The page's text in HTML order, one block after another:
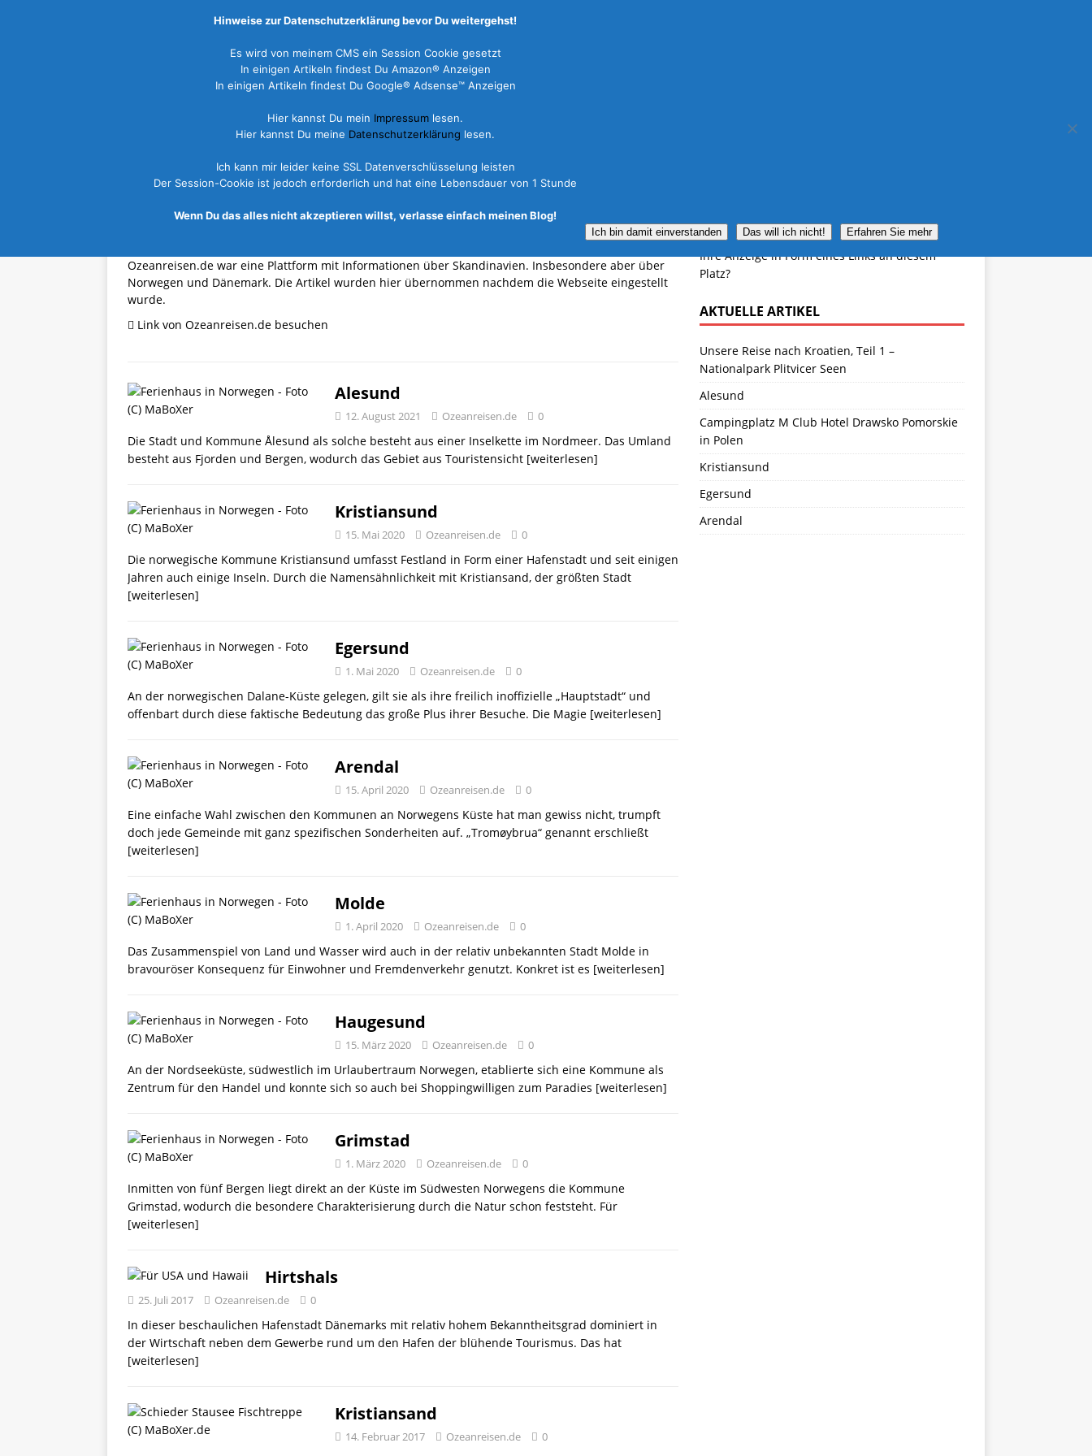
NEWS REISEZIELE FERIENHÄUSER REISEARTEN
Artikel vonOzeanreisen.de
12. August 2021 Ozeanreisen.de Südnorwegen 0
Ozeanreisen.de war eine Plattform mit Informationen über Skandinavien. Insbesondere aber über
Norwegen und Dänemark. Die Artikel wurden hier übernommen nachdem die Webseite eingestellt
wurde.
Link von Ozeanreisen.de besuchen
Alesund
12. August 2021 Ozeanreisen.de 0
Die Stadt und Kommune Ålesund als solche besteht aus einer Inselkette im Nordmeer. Das Umland
besteht aus Fjorden und Bergen, wodurch das Gebiet aus Touristensicht [weiterlesen]
Kristiansund
15. Mai 2020 Ozeanreisen.de 0
Die norwegische Kommune Kristiansund umfasst Festland in Form einer Hafenstadt und seit einigen
Jahren auch einige Inseln. Durch die Namensähnlichkeit mit Kristiansand, der größten Stadt
[weiterlesen]
Egersund
1. Mai 2020 Ozeanreisen.de 0
An der norwegischen Dalane-Küste gelegen, gilt sie als ihre freilich inoffizielle „Hauptstadt“ und
offenbart durch diese faktische Bedeutung das große Plus ihrer Besuche. Die Magie [weiterlesen]
Arendal
15. April 2020 Ozeanreisen.de 0
Eine einfache Wahl zwischen den Kommunen an Norwegens Küste hat man gewiss nicht, trumpft
doch jede Gemeinde mit ganz spezifischen Sonderheiten auf. „Tromøybrua“ genannt erschließt
[weiterlesen]
Molde
1. April 2020 Ozeanreisen.de 0
Das Zusammenspiel von Land und Wasser wird auch in der relativ unbekannten Stadt Molde in
bravouröser Konsequenz für Einwohner und Fremdenverkehr genutzt. Konkret ist es [weiterlesen]
Haugesund
15. März 2020 Ozeanreisen.de 0
An der Nordseeküste, südwestlich im Urlaubertraum Norwegen, etablierte sich eine Kommune als
Zentrum für den Handel und konnte sich so auch bei Shoppingwilligen zum Paradies [weiterlesen]
Grimstad
1. März 2020 Ozeanreisen.de 0
Inmitten von fünf Bergen liegt direkt an der Küste im Südwesten Norwegens die Kommune
Grimstad, wodurch die besondere Charakterisierung durch die Natur schon feststeht. Für
[weiterlesen]
Hirtshals
25. Juli 2017 Ozeanreisen.de 0
In dieser beschaulichen Hafenstadt Dänemarks mit relativ hohem Bekanntheitsgrad dominiert in
der Wirtschaft neben dem Gewerbe rund um den Hafen der blühende Tourismus. Das hat
[weiterlesen]
Kristiansand
14. Februar 2017 Ozeanreisen.de 0
Ihre Anzeige in Form eines Links an diesem
Platz?
AKTUELLE ARTIKEL
Unsere Reise nach Kroatien, Teil 1 –
Nationalpark Plitvicer Seen
Alesund
Campingplatz M Club Hotel Drawsko Pomorskie
in Polen
Kristiansund
Egersund
Arendal
Hinweise zur Datenschutzerklärung bevor Du weitergehst!
Es wird von meinem CMS ein Session Cookie gesetzt
In einigen Artikeln findest Du Amazon® Anzeigen
In einigen Artikeln findest Du Google® Adsense™ Anzeigen
Hier kannst Du mein Impressum lesen.
Hier kannst Du meine Datenschutzerklärung lesen.
Ich kann mir leider keine SSL Datenverschlüsselung leisten
Der Session-Cookie ist jedoch erforderlich und hat eine Lebensdauer von 1 Stunde
Wenn Du das alles nicht akzeptieren willst, verlasse einfach meinen Blog!
Ich bin damit einverstanden Das will ich nicht! Erfahren Sie mehr